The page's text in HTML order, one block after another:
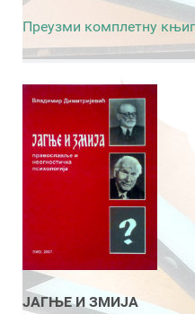
Преузми комплетну
ЈАГЊЕ И ЗМИЈА